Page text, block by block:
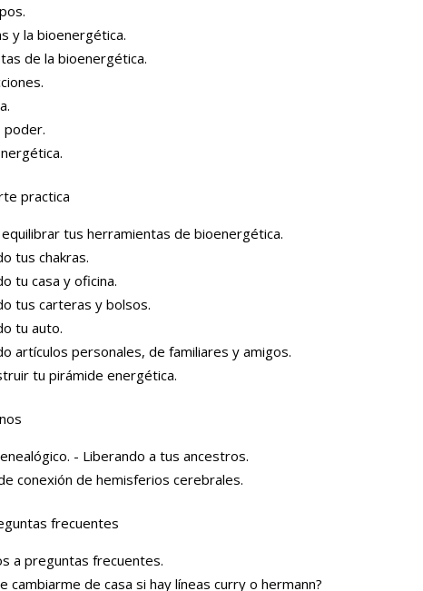
y la bioenergética.
de la bioenergética.
poder.
practica
tus herramientas de bioenergética.
tus chakras.
tu casa y oficina.
tus carteras y bolsos.
tu auto.
artículos personales, de familiares y amigos.
tu pirámide energética.
- Liberando a tus ancestros.
conexión de hemisferios cerebrales.
frecuentes
a preguntas frecuentes.
cambiarme de casa si hay líneas curry o hermann?